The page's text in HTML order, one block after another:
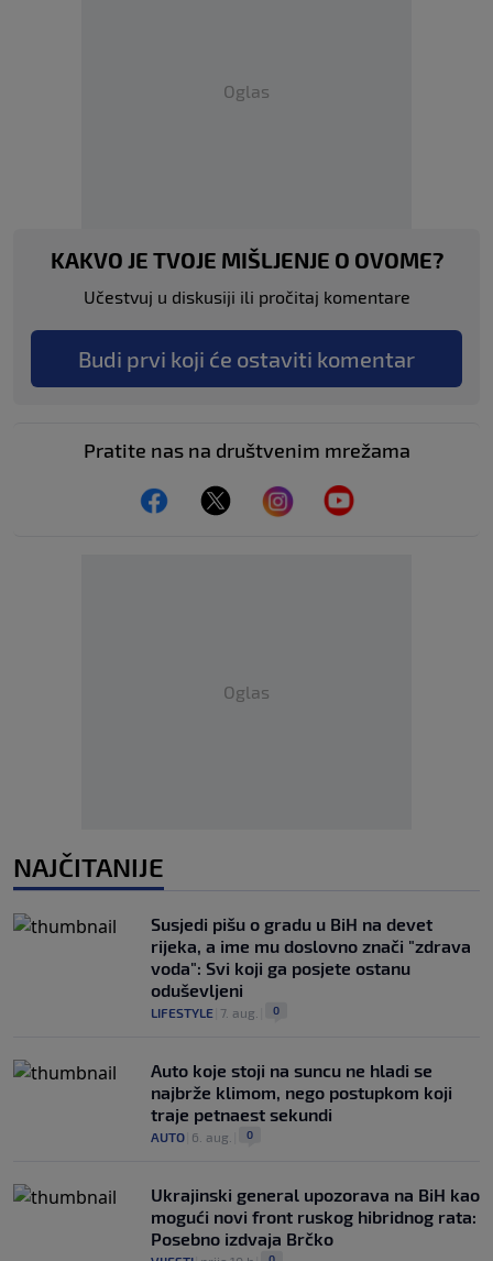
Oglas
KAKVO JE TVOJE MIŠLJENJE O OVOME?
Učestvuj u diskusiji ili pročitaj komentare
Budi prvi koji će ostaviti komentar
Pratite nas na društvenim mrežama
Oglas
NAJČITANIJE
Susjedi pišu o gradu u BiH na devet
rijeka, a ime mu doslovno znači "zdrava
voda": Svi koji ga posjete ostanu
oduševljeni
LIFESTYLE 7. aug. 0
Auto koje stoji na suncu ne hladi se
najbrže klimom, nego postupkom koji
traje petnaest sekundi
AUTO 6. aug. 0
Ukrajinski general upozorava na BiH kao
mogući novi front ruskog hibridnog rata:
Posebno izdvaja Brčko